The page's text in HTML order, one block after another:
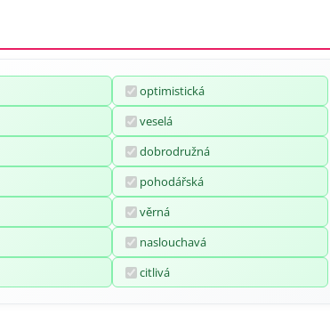
optimistická
veselá
dobrodružná
pohodářská
věrná
naslouchavá
citlivá